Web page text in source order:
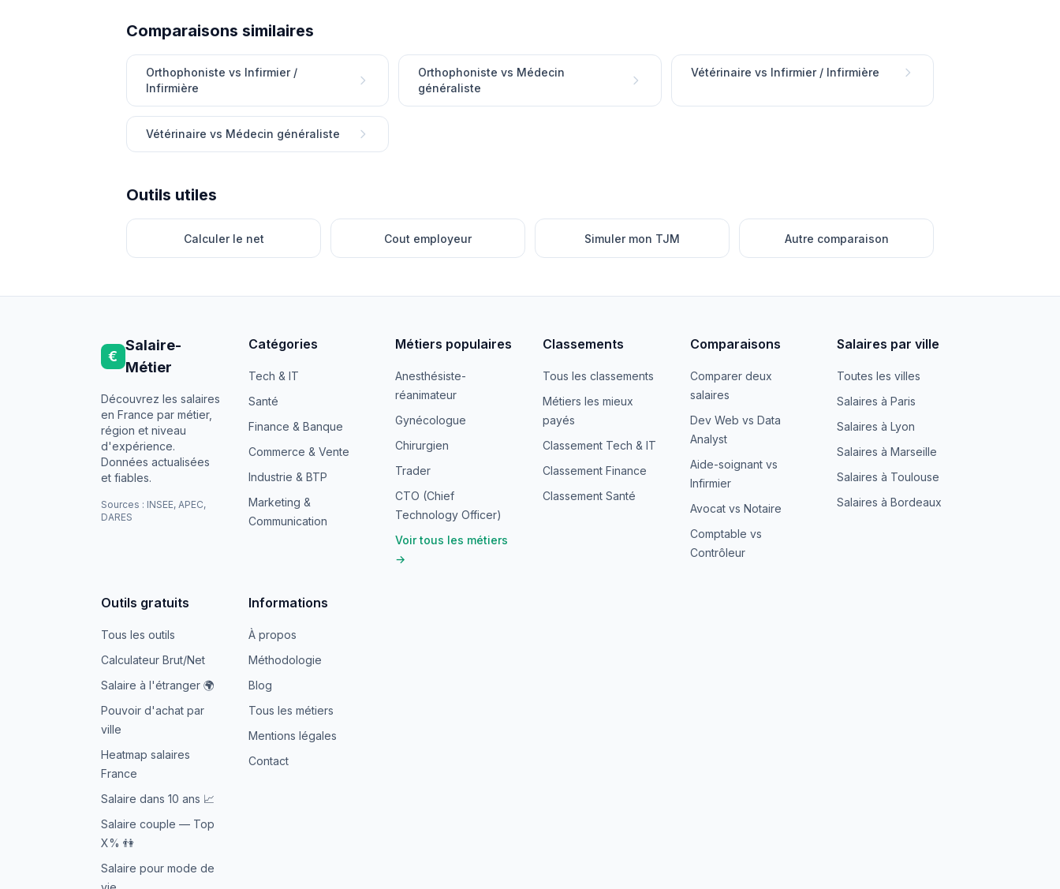
Comparaisons similaires
Orthophoniste vs Infirmier /
Infirmière
Orthophoniste vs Médecin
généraliste
Vétérinaire vs Infirmier / Infirmière
Vétérinaire vs Médecin généraliste
Outils utiles
Calculer le net Cout employeur Simuler mon TJM Autre comparaison
€
Salaire-
Métier
Découvrez les salaires
en France par métier,
région et niveau
d'expérience.
Données actualisées
et fiables.
Sources : INSEE, APEC,
DARES
Catégories
Tech & IT
Santé
Finance & Banque
Commerce & Vente
Industrie & BTP
Marketing &
Communication
Métiers populaires
Anesthésiste-
réanimateur
Gynécologue
Chirurgien
Trader
CTO (Chief
Technology Officer)
Voir tous les métiers
→
Classements
Tous les classements
Métiers les mieux
payés
Classement Tech & IT
Classement Finance
Classement Santé
Comparaisons
Comparer deux
salaires
Dev Web vs Data
Analyst
Aide-soignant vs
Infirmier
Avocat vs Notaire
Comptable vs
Contrôleur
Salaires par ville
Toutes les villes
Salaires à Paris
Salaires à Lyon
Salaires à Marseille
Salaires à Toulouse
Salaires à Bordeaux
Outils gratuits
Tous les outils
Calculateur Brut/Net
Salaire à l'étranger 🌍
Pouvoir d'achat par
ville
Heatmap salaires
France
Salaire dans 10 ans 📈
Salaire couple — Top
X% 👫
Salaire pour mode de
Informations
À propos
Méthodologie
Blog
Tous les métiers
Mentions légales
Contact